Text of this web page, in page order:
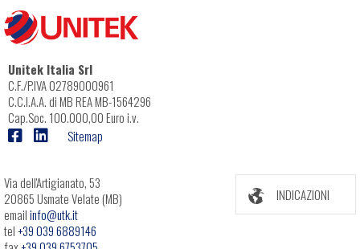
Unitek Italia Srl
C.F./P.IVA 02789000961
C.C.I.A.A. di MB REA MB-1564296
Cap.Soc. 100.000,00 Euro i.v.
Sitemap
Via dell'Artigianato, 53
20865 Usmate Velate (MB)
emailinfo@utk.it
tel+39 039 6889146
INDICAZIONI